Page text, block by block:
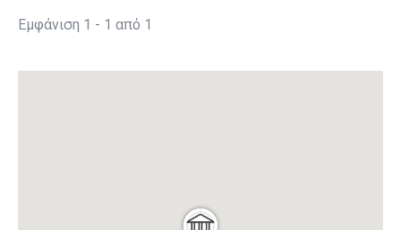
Εμφάνιση 1 - 1 από 1